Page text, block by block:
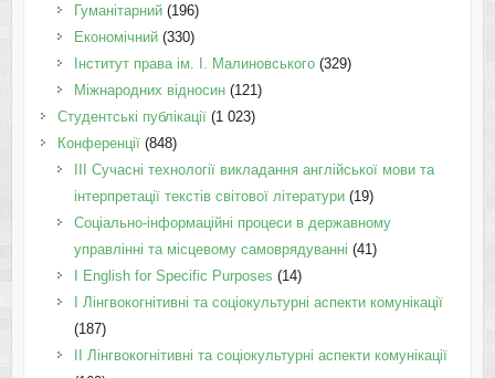
Гуманітарний(196)
Економічний(330)
Інститут права ім. І. Малиновського(329)
Міжнародних відносин(121)
Студентські публікації(1 023)
Конференції(848)
III Сучасні технології викладання англійської мови та
інтерпретації текстів світової літератури(19)
Соціально-інформаційні процеси в державному
управлінні та місцевому самоврядуванні (41)
І English for Specific Purposes (14)
I Лінгвокогнітивні та соціокультурні аспекти комунікації
(187)
IІ Лінгвокогнітивні та соціокультурні аспекти комунікації